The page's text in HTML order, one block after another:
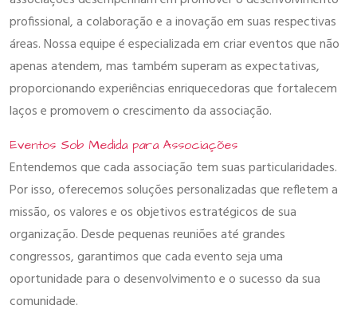
profissional, a colaboração e a inovação em suas respectivas
áreas. Nossa equipe é especializada em criar eventos que não
apenas atendem, mas também superam as expectativas,
proporcionando experiências enriquecedoras que fortalecem
laços e promovem o crescimento da associação.
Eventos Sob Medida para Associações
Entendemos que cada associação tem suas particularidades.
Por isso, oferecemos soluções personalizadas que refletem a
missão, os valores e os objetivos estratégicos de sua
organização. Desde pequenas reuniões até grandes
congressos, garantimos que cada evento seja uma
oportunidade para o desenvolvimento e o sucesso da sua
comunidade.